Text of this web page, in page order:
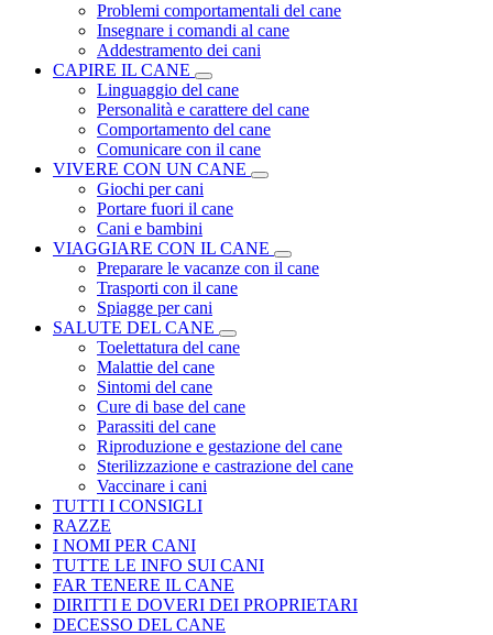
Problemi comportamentali del cane
Insegnare i comandi al cane
Addestramento dei cani
CAPIRE IL CANE
Linguaggio del cane
Personalità e carattere del cane
Comportamento del cane
Comunicare con il cane
VIVERE CON UN CANE
Giochi per cani
Portare fuori il cane
Cani e bambini
VIAGGIARE CON IL CANE
Preparare le vacanze con il cane
Trasporti con il cane
Spiagge per cani
SALUTE DEL CANE
Toelettatura del cane
Malattie del cane
Sintomi del cane
Cure di base del cane
Parassiti del cane
Riproduzione e gestazione del cane
Sterilizzazione e castrazione del cane
Vaccinare i cani
TUTTI I CONSIGLI
RAZZE
I NOMI PER CANI
TUTTE LE INFO SUI CANI
FAR TENERE IL CANE
DIRITTI E DOVERI DEI PROPRIETARI
DECESSO DEL CANE